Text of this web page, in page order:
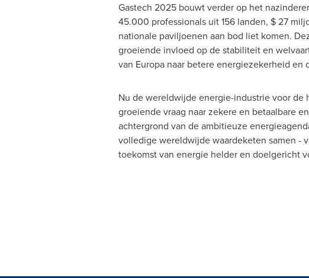
Gastech 2025 bouwt verder op het
45.000 professionals uit 156 landen, $ 27
nationale paviljoenen aan bod liet komen.
groeiende invloed op de stabiliteit en
van Europa naar betere energiezekerheid en
Nu dewereldwijde energie-industrie voor de
groeiende vraag naar zekere en betaalbare
achtergrond van de ambitieuze
volledige wereldwijde waardeketen samen -
toekomst van energie helder en doelgericht